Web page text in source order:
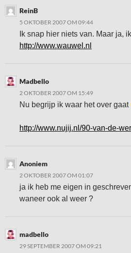
ReinB
5 OKTOBER 2007 OM 09:44
Ik snap hier niets van. Maar ja,
http://www.wauwel.nl
Madbello
2 OKTOBER 2007 OM 15:49
Nu begrijp ik waar het over gaat
http://www.nujij.nl/90-van-de-
Anoniem
2 OKTOBER 2007 OM 01:07
ja ik heb me eigen in
waneer ook al weer ?
madbello
29 SEPTEMBER 2007 OM 09:21